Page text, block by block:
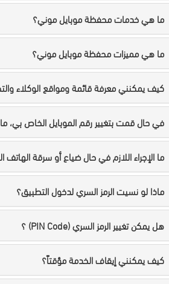
ما هي خدمات محفظة موبايل موني؟
ما هي مميزات محفظة موبايل موني؟
كيف يمكنني معرفة قائمة ومواقع الوكلاء
في حال قمت بتغيير رقم الموبايل الخاص بي،
ما الإجراء اللازم في حال ضياع أو سرقة الهاتف
ماذا لو نسيت الرمز السري لدخول التطبيق؟
هل يمكن تغيير الرمز السري (PIN Code) ؟
كيف يمكنني إيقاف الخدمة مؤقتاً؟